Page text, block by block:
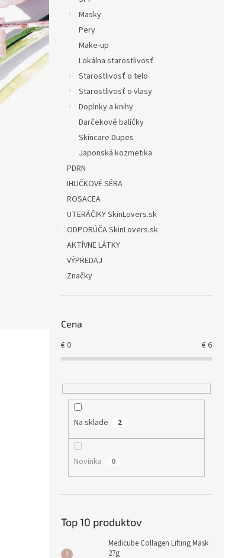
Masky
Pery
Make-up
Lokálna starostlivosť
Starostlivosť o telo
Starostlivosť o vlasy
Doplnky a knihy
Darčekové balíčky
Skincare Dupes
Japonská kozmetika
PDRN
IHLIČKOVÉ SÉRA
ROSACEA
UTERÁČIKY SkinLovers.sk
ODPORÚČA SkinLovers.sk
AKTÍVNE LÁTKY
VÝPREDAJ
Značky
Cena
€0 €6
Na sklade 2
Novinka 0
Top 10 produktov
Medicube Collagen Lifting Mask
27g